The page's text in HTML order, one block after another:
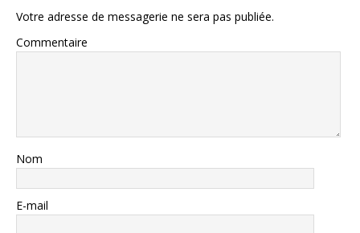
Votre adresse de messagerie ne sera pas publiée.
Commentaire
Nom
E-mail